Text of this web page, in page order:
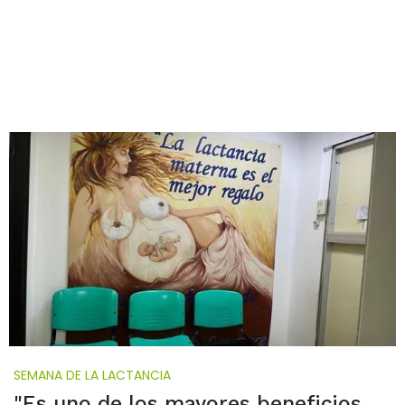
SEMANA DE LA LACTANCIA